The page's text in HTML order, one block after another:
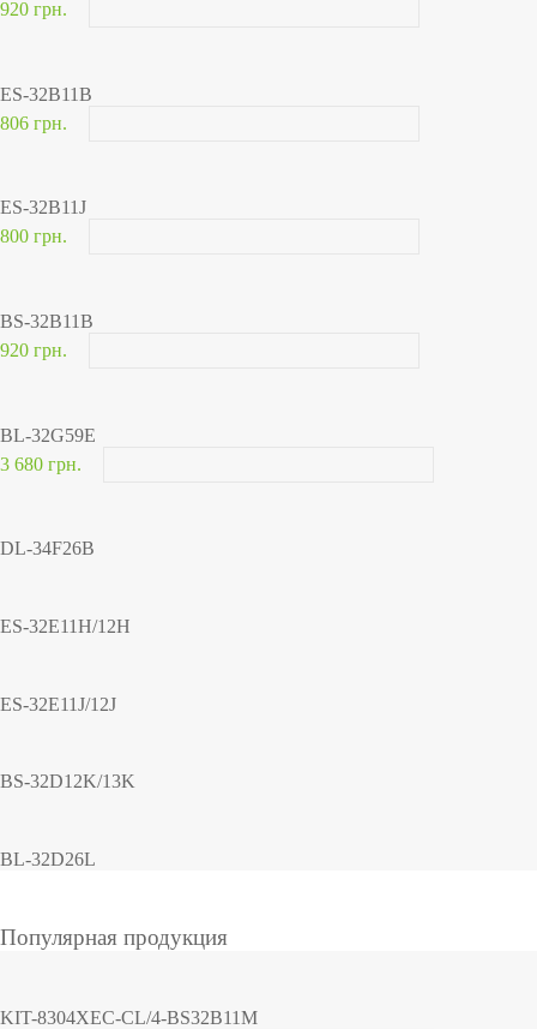
920 грн.
ES-32B11B
806 грн.
ES-32B11J
800 грн.
BS-32B11B
920 грн.
BL-32G59E
3 680 грн.
DL-34F26B
ES-32E11H/12H
ES-32E11J/12J
BS-32D12K/13K
BL-32D26L
Популярная продукция
KIT-8304XEC-CL/4-BS32B11M